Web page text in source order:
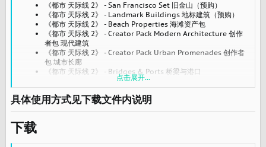
《都市 天际线 2》 - San Francisco Set 旧金山（预购）
《都市 天际线 2》 - Landmark Buildings 地标建筑（预购）
《都市 天际线 2》 - Beach Properties 海滩资产包
《都市 天际线 2》 - Creator Pack Modern Architecture 创作
者包 现代建筑
《都市 天际线 2》 - Creator Pack Urban Promenades 创作者
包 城市长廊
《都市 天际线 2》 - Bridges & Ports 桥梁与港口
《都市 天际线 2》 - Deluxe Relax Station 豪华休息台
《都市 天际线 2》 - Soft Rock Radio 轻柔摇滚电台
《都市 天际线 2》 - Cold Wave Channel 寒潮频道
《都市 天际线 2》 - Beach Properties Bundle 海滩资产捆绑
点击展开...
具体使用方式见下载文件内说明
下载